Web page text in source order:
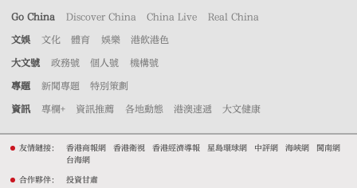
Go China Discover China China Live Real China
文娛 文化 體育 娛樂 港飲港色
大文號 政務號 個人號 機構號
專題 新聞專題 特別策劃
資訊 專欄+ 資訊推薦 各地動態 港澳速遞 大文健康
友情鏈接： 香港商報網 香港衛視 香港經濟導報 星島環球網 中評網 海峽網
閩南網
台海網
合作夥伴： 投資甘肅